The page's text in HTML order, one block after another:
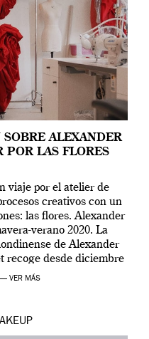
ALEXANDER
POR LAS FLORES
viaje por el atelier de
creativos con un
las flores. Alexander
verano 2020. La
de Alexander
recoge desde diciembre
de abril […]
— VER MÁS